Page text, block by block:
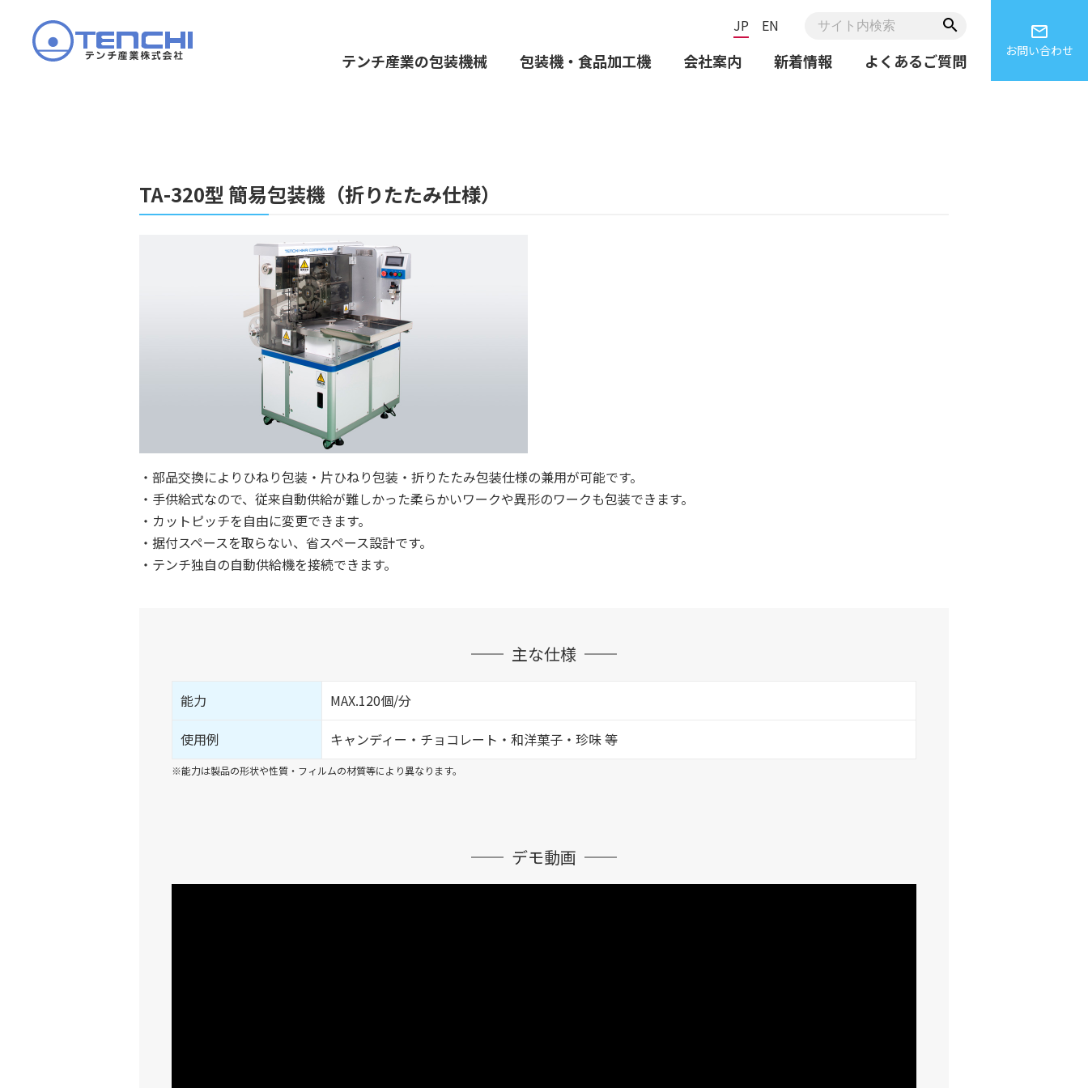
テンチ産業の包装機械 包装機・食品加工機 会社案内 新着情報 よくあるご質問
email
お問い合わせ
JP EN search
TA-320型 簡易包装機（折りたたみ仕様）
・部品交換によりひねり包装・片ひねり包装・折りたたみ包装仕様の兼用が可能です。
・手供給式なので、従来自動供給が難しかった柔らかいワークや異形のワークも包装できます。
・カットピッチを自由に変更できます。
・据付スペースを取らない、省スペース設計です。
・テンチ独自の自動供給機を接続できます。
主な仕様
能力
MAX.120個/分
使用例
キャンディー・チョコレート・和洋菓子・珍味 等
※能力は製品の形状や性質・フィルムの材質等により異なります。
デモ動画